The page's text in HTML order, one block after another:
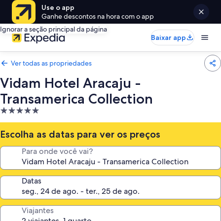
Use o app
Ganhe descontos na hora com o app
Ignorar a seção principal da página
Baixar app
Ver todas as propriedades
Vidam Hotel Aracaju -
Transamerica Collection
Propriedade
5.0
estrelas
Escolha as datas para ver os preços
Para onde você vai?
Datas
Viajantes